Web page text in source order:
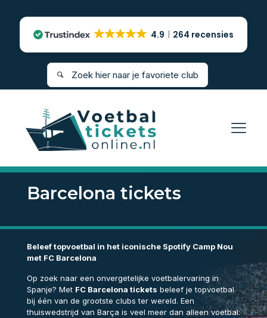
4.9 264 recensies
Barcelona tickets
Beleef topvoetbal in het iconische Spotify Camp Nou
met FC Barcelona
Op zoek naar een onvergetelijke voetbalervaring in
Spanje? Met FC Barcelona tickets beleef je topvoetbal
bij één van de grootste clubs ter wereld. Een
thuiswedstrijd van Barça is veel meer dan alleen voetbal: